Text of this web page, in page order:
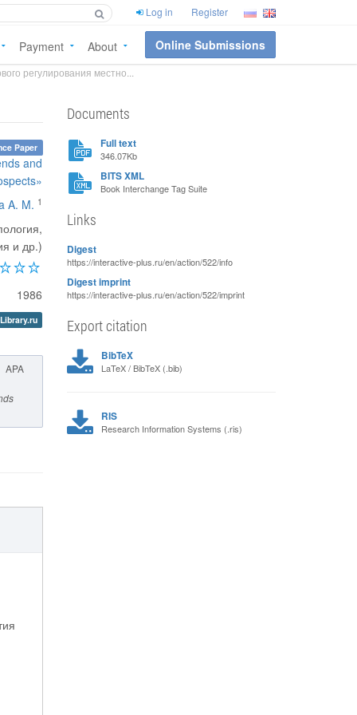
Log in Register
Payment About Online Submissions
регулирования местно...
Paper
and
A. M. 1
и др.)
1986
APA
Documents
Full text
346.07Kb
BITS XML
Book Interchange Tag Suite
Links
Digest
https://interactive-plus.ru/en/action/522/info
Digest imprint
https://interactive-plus.ru/en/action/522/imprint
Export citation
BibTeX
LaTeX / BibTeX (.bib)
RIS
Research Information Systems (.ris)